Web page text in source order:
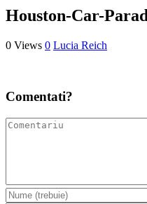
Houston-Car-
0 Views 0 Lucia Reich
Comentati?